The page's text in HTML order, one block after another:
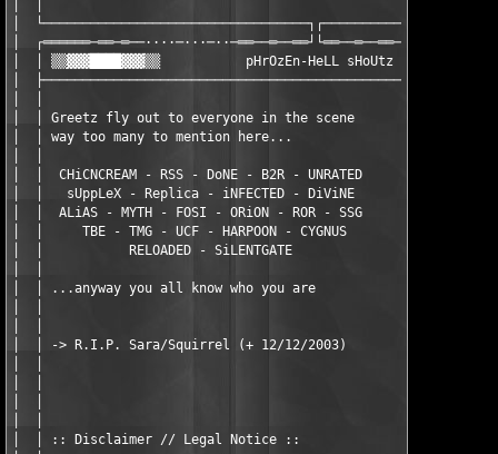
│
│
│  │ ▒▒▓▓▓████▓▓▓▒▒           pHrOzEn-HeLL sHoUtz
│
│  │ Greetz fly out to everyone in the scene
│  │ way too many to mention here...
│  │  CHiCNCREAM - RSS - DoNE - B2R - UNRATED
│  │   sUppLeX - Replica - iNFECTED - DiViNE
│  │  ALiAS - MYTH - FOSI - ORiON - ROR - SSG
│  │     TBE - TMG - UCF - HARPOON - CYGNUS
│  │           RELOADED - SiLENTGATE
│  │ ...anyway you all know who you are
│  │ -> R.I.P. Sara/Squirrel (+ 12/12/2003)
│  │ :: Disclaimer // Legal Notice ::